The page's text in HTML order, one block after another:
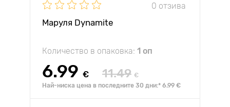
0 отзива
Маруля Dynamite
Количество в опаковка: 1 оп
6.99 € 11.49 €
Най-ниска цена в последните 30 дни:* 6.99 €